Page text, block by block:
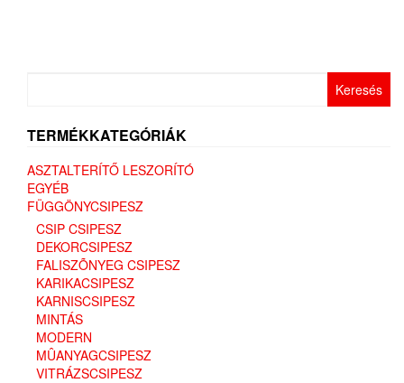
ki
a
TERMÉKKATEGÓRIÁK
ASZTALTERÍTŐ LESZORÍTÓ
EGYÉB
FÜGGÖNYCSIPESZ
CSIP CSIPESZ
DEKORCSIPESZ
FALISZÕNYEG CSIPESZ
KARIKACSIPESZ
KARNISCSIPESZ
MINTÁS
MODERN
MÛANYAGCSIPESZ
VITRÁZSCSIPESZ